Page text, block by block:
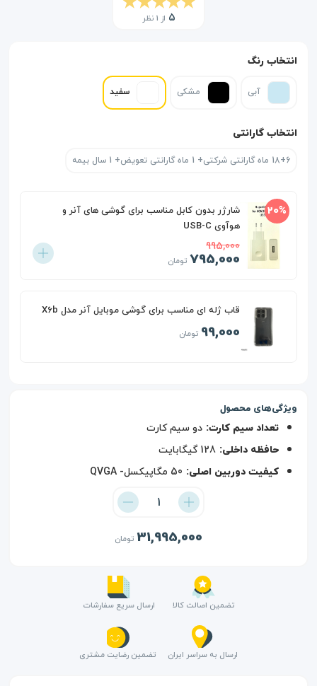
5 از 1 نظر
انتخاب رنگ
آبی مشکی سفید
انتخاب گارانتی
18+6 ماه گارانتی شرکتی+ 1 ماه گارانتی تعویض+ 1 سال بیمه
شارژر بدون کابل مناسب برای گوشی های آنر و
هوآوی USB-C
20%
995,000
795,000 تومان
قاب ژله ای مناسب برای گوشی موبایل آنر مدل X6b
99,000 تومان
ویژگی‌های محصول
تعداد سیم کارت: دو سیم کارت
حافظه داخلی: 128 گیگابایت
کیفیت دوربین اصلی: 50 مگاپیکسل- QVGA
31,995,000 تومان
تضمین اصالت کالا ارسال سریع سفارشات
ارسال به سراسر ایران تضمین رضایت مشتری